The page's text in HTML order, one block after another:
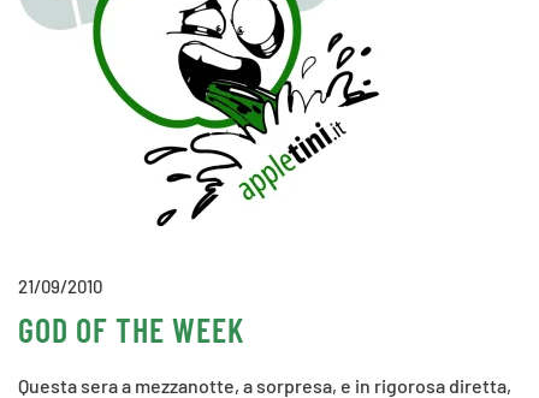
21/09/2010
GOD OF THE WEEK
Questa sera a mezzanotte, a sorpresa, e in rigorosa diretta,